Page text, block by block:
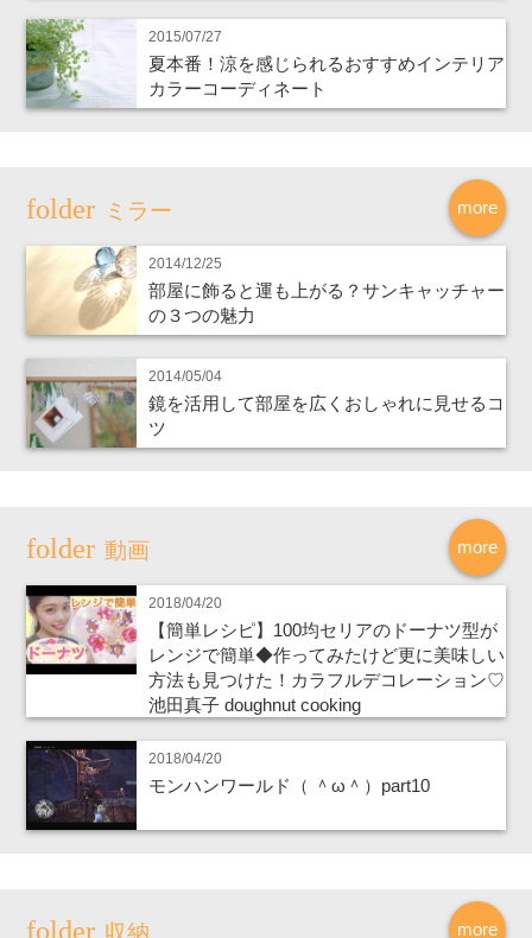
2015/07/27
夏本番！涼を感じられるおすすめインテリア
カラーコーディネート
more
ミラー
2014/12/25
部屋に飾ると運も上がる？サンキャッチャー
の３つの魅力
2014/05/04
鏡を活用して部屋を広くおしゃれに見せるコ
ツ
more
動画
2018/04/20
【簡単レシピ】100均セリアのドーナツ型が
レンジで簡単◆作ってみたけど更に美味しい
方法も見つけた！カラフルデコレーション♡
池田真子 doughnut cooking
2018/04/20
モンハンワールド（ ＾ω＾）part10
more
収納